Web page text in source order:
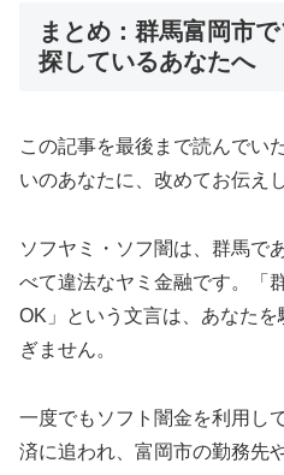
まとめ：群馬富岡市
探しているあなたへ
この記事を最後まで読んでい
いのあなたに、改めてお伝え
ソフヤミ・ソフ闇は、群馬で
べて違法なヤミ金融です。「
OK」という文言は、あなた
ぎません。
一度でもソフト闇金を利用し
済に追われ、富岡市の勤務先